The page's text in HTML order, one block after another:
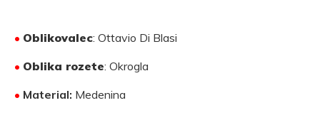
• Oblikovalec: Ottavio Di Blasi
• Oblika rozete: Okrogla
• Material: Medenina